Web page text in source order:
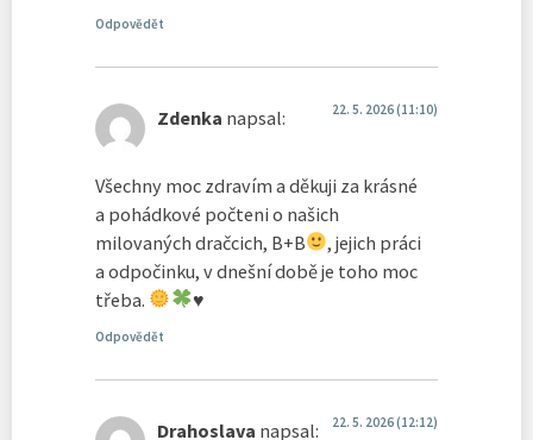
Odpovědět
Zdenka napsal: 22. 5. 2026 (11:10)
Všechny moc zdravím a děkuji za krásné
a pohádkové počteni o našich
milovaných dračcich, B+B
, jejich práci
a odpočinku, v dnešní době je toho moc
třeba.
♥️
Odpovědět
Drahoslava napsal: 22. 5. 2026 (12:12)